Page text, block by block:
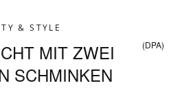
& STYLE
MIT ZWEI
SCHMINKEN
(DPA)